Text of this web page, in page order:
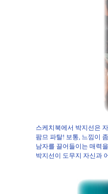
스케치북에서 박지선은
팜므 파탈! 보통, 느낌이
남자를 끌어들이는 매력
박지선이 도무지 자신과